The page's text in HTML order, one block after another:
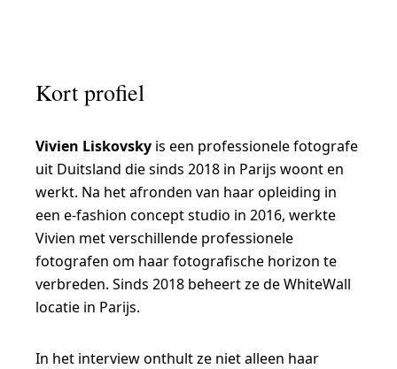
Kort profiel
Vivien Liskovsky is een professionele fotografe
uit Duitsland die sinds 2018 in Parijs woont en
werkt. Na het afronden van haar opleiding in
een e-fashion concept studio in 2016, werkte
Vivien met verschillende professionele
fotografen om haar fotografische horizon te
verbreden. Sinds 2018 beheert ze de WhiteWall
locatie in Parijs.
In het interview onthult ze niet alleen haar